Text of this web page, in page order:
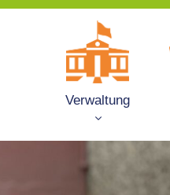
Verwaltung